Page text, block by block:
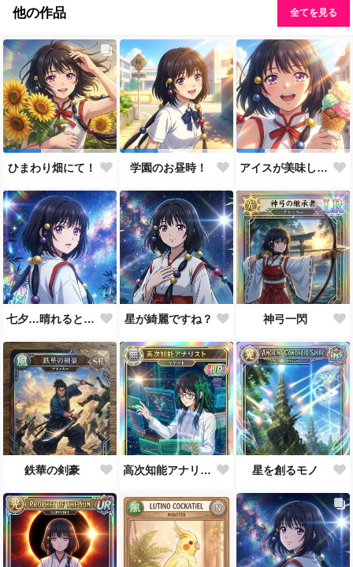
他の作品 全てを見る
ひまわり畑にて！ 学園のお昼時！ アイスが美味しい季節です
七夕…晴れると良いなぁ。 星が綺麗ですね？ 神弓一閃
鉄華の剣豪 高次知能アナリスト MEI（Mathematical Electronic Intelligenc） 星を創るモノ